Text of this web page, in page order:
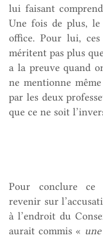
lui faisant
Une fois de plus,
office. Pour lui, ces
méritent pas plus
a la preuve quand
ne mentionne
par les deux
que ce ne soit
Pour conclure ce
revenir sur
à l’endroit du
aurait commis «